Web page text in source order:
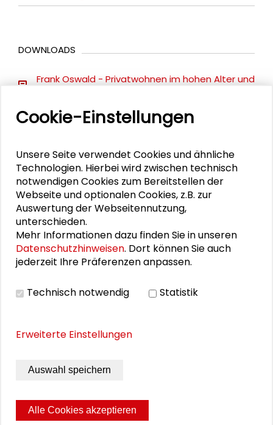
DOWNLOADS
Frank Oswald - Privatwohnen im hohen Alter und
Johannes Pantel - Medizinische Versorgung bei
Demenz (PDF)
Isabella Goering - Stadtplanung und Demenz
(PDF)
Dokumentation der Veranstaltungsreihe
Demenz
BILDERGALERIE
Menschen mit Demenz
THEMEN ZU DIESEM BEITRAG
Gemeinwohl und Verantwortung
Sozialer Wandel
Alter
Cookie-Einstellungen
Unsere Seite verwendet Cookies und ähnliche
Technologien. Hierbei wird zwischen technisch
notwendigen Cookies zum Bereitstellen der
Webseite und optionalen Cookies, z.B. zur
Auswertung der Webseitennutzung,
unterschieden.
Mehr Informationen dazu finden Sie in unseren
Datenschutzhinweisen. Dort können Sie auch
jederzeit Ihre Präferenzen anpassen.
Technisch notwendig Statistik
Erweiterte Einstellungen
Auswahl speichern
Alle Cookies akzeptieren